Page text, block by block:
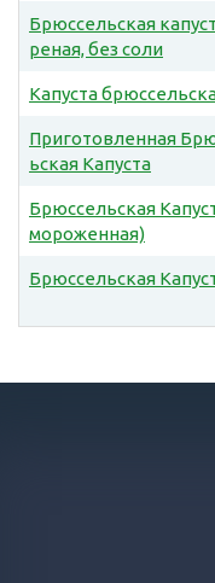
Брюссельская
реная, без соли
Капуста
Приготовленная
ьская Капуста
Брюссельская
мороженная)
Брюссельская